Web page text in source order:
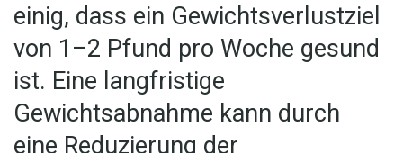
einig, dass ein Gewichtsverlustziel
von 1–2 Pfund pro Woche gesund
ist. Eine langfristige
Gewichtsabnahme kann durch
eine Reduzierung der